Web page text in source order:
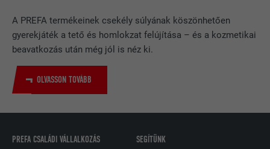
A PREFA termékeinek csekély súlyának köszönhetően
gyerekjáték a tető és homlokzat felújítása – és a kozmetikai
beavatkozás után még jól is néz ki.
OLVASSON TOVÁBB
PREFA CSALÁDI VÁLLALKOZÁS SEGÍTÜNK
követése.
A LinkedIn közösségi hálózati